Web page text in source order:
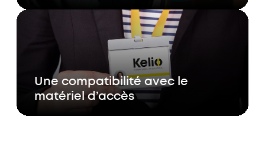
Une compatibilité avec le
matériel d’accès